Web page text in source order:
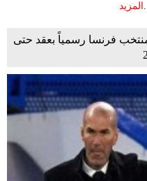
المزيد
فرنسا رسمياً بعقد حتى